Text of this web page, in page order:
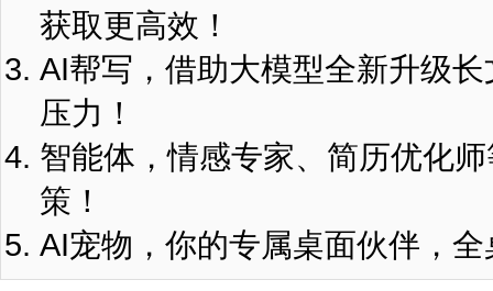
获取更高效！
AI帮写，借助大模型全新升级
压力！
智能体，情感专家、简历优化
策！
AI宠物，你的专属桌面伙伴，